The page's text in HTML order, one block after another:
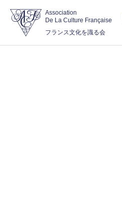
Association
De La Culture Française
フランス文化を識る会